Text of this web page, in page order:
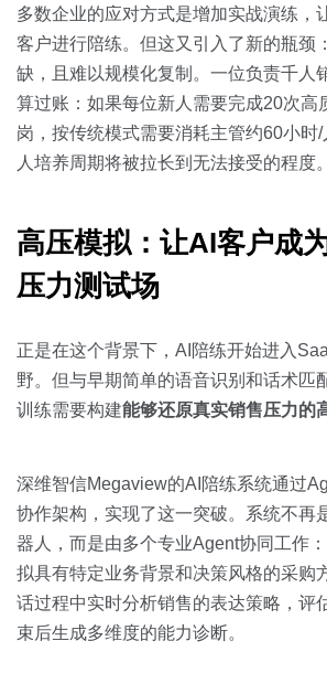
多数企业的应对方式是增加实战演练，
客户进行陪练。但这又引入了新的瓶颈
缺，且难以规模化复制。一位负责千人
算过账：如果每位新人需要完成20次高
岗，按传统模式需要消耗主管约60小时
人培养周期将被拉长到无法接受的程度。
高压模拟：让AI客户成
压力测试场
正是在这个背景下，AI陪练开始进入
野。但与早期简单的语音识别和话术匹
训练需要构建能够还原真实销售压力的
深维智信Megaview的AI陪练系统通过
协作架构，实现了这一突破。系统不再
器人，而是由多个专业Agent协同工作
拟具有特定业务背景和决策风格的采购
话过程中实时分析销售的表达策略，评
束后生成多维度的能力诊断。